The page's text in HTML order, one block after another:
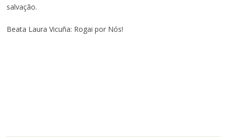
salvação.
Beata Laura Vicuña: Rogai por Nós!